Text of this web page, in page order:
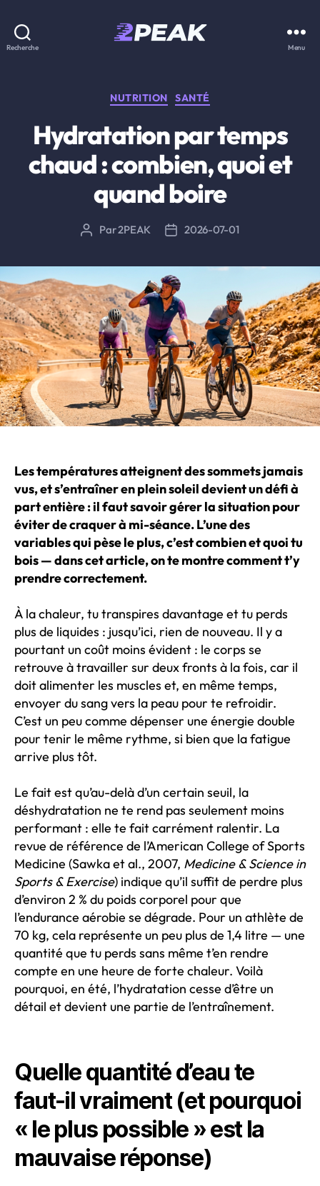
Recherche Menu
Catégories
NUTRITION SANTÉ
Hydratation par temps
chaud : combien, quoi et
quand boire
Auteur
Par2PEAK
Date2026-07-01
Les températures atteignent des sommets jamais
vus, et s’entraîner en plein soleil devient un défi à
part entière : il faut savoir gérer la situation pour
éviter de craquer à mi-séance. L’une des
variables qui pèse le plus, c’est combien et quoi tu
bois — dans cet article, on te montre comment t’y
prendre correctement.
À la chaleur, tu transpires davantage et tu perds
plus de liquides : jusqu’ici, rien de nouveau. Il y a
pourtant un coût moins évident : le corps se
retrouve à travailler sur deux fronts à la fois, car il
doit alimenter les muscles et, en même temps,
envoyer du sang vers la peau pour te refroidir.
C’est un peu comme dépenser une énergie double
pour tenir le même rythme, si bien que la fatigue
arrive plus tôt.
Le fait est qu’au-delà d’un certain seuil, la
déshydratation ne te rend pas seulement moins
performant : elle te fait carrément ralentir. La
revue de référence de l’American College of Sports
Medicine (Sawka et al., 2007, Medicine & Science in
Sports & Exercise) indique qu’il suffit de perdre plus
d’environ 2 % du poids corporel pour que
l’endurance aérobie se dégrade. Pour un athlète de
70 kg, cela représente un peu plus de 1,4 litre — une
quantité que tu perds sans même t’en rendre
compte en une heure de forte chaleur. Voilà
pourquoi, en été, l’hydratation cesse d’être un
détail et devient une partie de l’entraînement.
Quelle quantité d’eau te
faut-il vraiment (et pourquoi
« le plus possible » est la
mauvaise réponse)